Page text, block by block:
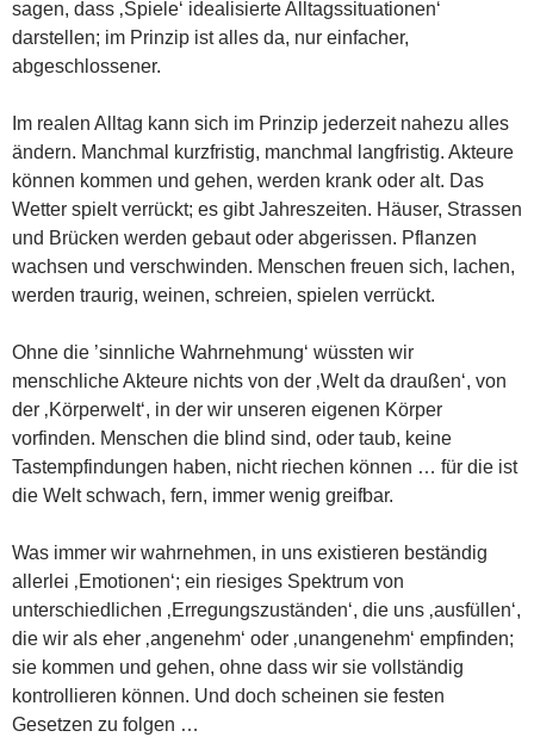
sagen, dass ‚Spiele‘ idealisierte Alltagssituationen‘
darstellen; im Prinzip ist alles da, nur einfacher,
abgeschlossener.
Im realen Alltag kann sich im Prinzip jederzeit nahezu alles
ändern. Manchmal kurzfristig, manchmal langfristig. Akteure
können kommen und gehen, werden krank oder alt. Das
Wetter spielt verrückt; es gibt Jahreszeiten. Häuser, Strassen
und Brücken werden gebaut oder abgerissen. Pflanzen
wachsen und verschwinden. Menschen freuen sich, lachen,
werden traurig, weinen, schreien, spielen verrückt.
Ohne die ’sinnliche Wahrnehmung‘ wüssten wir
menschliche Akteure nichts von der ‚Welt da draußen‘, von
der ‚Körperwelt‘, in der wir unseren eigenen Körper
vorfinden. Menschen die blind sind, oder taub, keine
Tastempfindungen haben, nicht riechen können … für die ist
die Welt schwach, fern, immer wenig greifbar.
Was immer wir wahrnehmen, in uns existieren beständig
allerlei ‚Emotionen‘; ein riesiges Spektrum von
unterschiedlichen ‚Erregungszuständen‘, die uns ‚ausfüllen‘,
die wir als eher ‚angenehm‘ oder ‚unangenehm‘ empfinden;
sie kommen und gehen, ohne dass wir sie vollständig
kontrollieren können. Und doch scheinen sie festen
Gesetzen zu folgen …